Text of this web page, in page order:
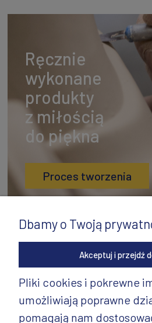
Ręcznie
wykonane
produkty
z miłością
do piękna
Proces tworzenia
INFORMACJE
Dbamy o Twoją
Akceptuj i przejdź
Pliki cookies i pokrewne
umożliwiają poprawne
pomagają nam